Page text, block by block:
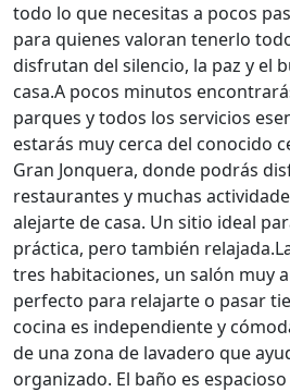
todo lo que necesitas a pocos
para quienes valoran tenerlo
disfrutan del silencio, la paz y el
casa.A pocos minutos
parques y todos los servicios
estarás muy cerca del conocido
Gran Jonquera, donde podrás
restaurantes y muchas
alejarte de casa. Un sitio ideal
práctica, pero también
tres habitaciones, un salón muy
perfecto para relajarte o pasar
cocina es independiente y
de una zona de lavadero que
organizado. El baño es